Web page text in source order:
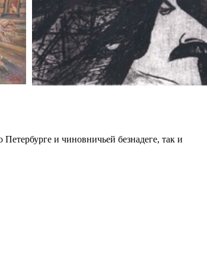
и чиновничьей безнадеге, так и